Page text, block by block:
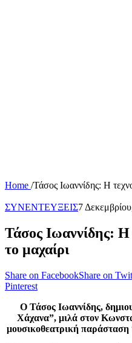
Home /Τάσος Ιωαννίδης: Η
ΣΥΝΕΝΤΕΥΞΕΙΣ7
Τάσος Ιωαννίδης: Η
το μαχαίρι
Share on FacebookShare on
Pinterest
Ο Τάσος Ιωαννίδης,
Χάχανα”, μιλά στον
μουσικοθεατρική